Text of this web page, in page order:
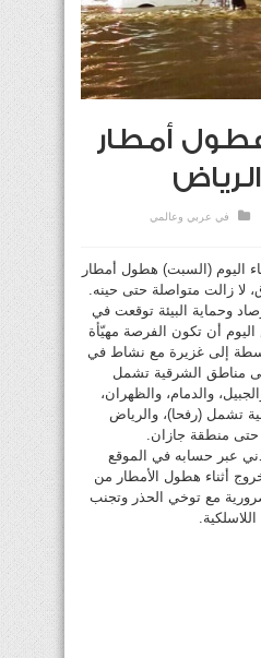
أمطار
في عربي وعالمي
اليوم (السبت) هطول أمطار
لا زالت متواصلة حتى حينه.
وحماية البيئة توقعت في
أن تكون الفرصة مهيّأة
إلى غزيرة مع نشاط في
مناطق الشرقية تشمل
والدمام، والظهران،
تشمل (رفحا)، والرياض
منطقة جازان.
عبر حسابه في الموقع
أثناء هطول الأمطار من
مع توخي الحذر وتجنب